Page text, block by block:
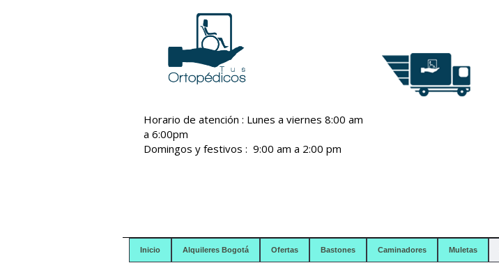
Horario de atención : Lunes a viernes 8:00 am
a 6:00pm
Domingos y festivos : 9:00 am a 2:00 pm
Inicio Alquileres Bogotá Ofertas Bastones Caminadores Muletas